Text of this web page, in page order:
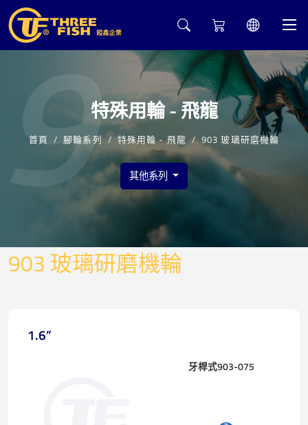
特殊用輪 - 飛龍
首頁 腳輪系列 特殊用輪 - 飛龍 903 玻璃研磨機輪
其他系列
9
903 玻璃研磨機輪
1.6”
牙桿式903-075